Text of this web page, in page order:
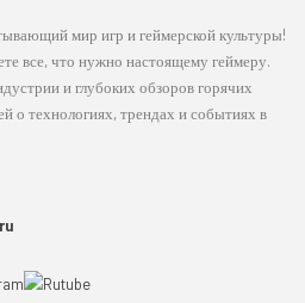
мир игр и геймерской культуры!
все, что нужно настоящему геймеру.
и глубоких обзоров горячих
о технологиях, трендах и событиях в